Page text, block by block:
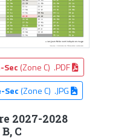
(Zone C) .PDF
Sec(Zone C) .JPG
2027-2028
C